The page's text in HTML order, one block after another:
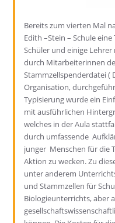
Bereits zum vierten Mal
Edith –Stein – Schule
Schüler und einige
durch Mitarbeiterinnen
Stammzellspenderdatei (
Organisation,
Typisierung wurde ein
mit ausführlichen
welches in der Aula
durch umfassende
junger Menschen für die
Aktion zu wecken. Zu
unter anderem
und Stammzellen für
Biologieunterrichts, aber